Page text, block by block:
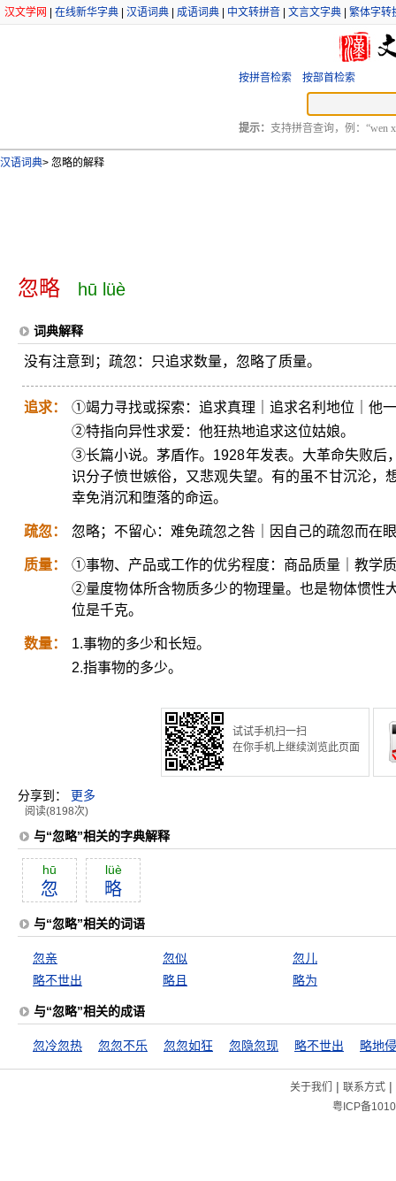
汉文学网 在线新华字典 汉语词典 成语词典 中文转拼音 文言文字典 繁体字转
按拼音检索 按部首检索
提示： 支持拼音查询，例：“wen
汉语词典> 忽略的解释
忽略 hū lüè
词典解释
没有注意到；疏忽：只追求数量，忽略了质量。
追求：
①竭力寻找或探索：追求真理｜追求名利地位｜他
②特指向异性求爱：他狂热地追求这位姑娘。
③长篇小说。茅盾作。1928年发表。大革命失败后
识分子愤世嫉俗，又悲观失望。有的虽不甘沉沦，
幸免消沉和堕落的命运。
疏忽： 忽略；不留心：难免疏忽之咎｜因自己的疏忽而在
质量：
①事物、产品或工作的优劣程度：商品质量｜教学
②量度物体所含物质多少的物理量。也是物体惯性
位是千克。
数量：
1.事物的多少和长短。
2.指事物的多少。
试试手机扫一扫
在你手机上继续浏览此页面
分享到： 更多
阅读(8198次)
与“忽略”相关的字典解释
hū
忽
lüè
略
与“忽略”相关的词语
忽亲 忽似
忽儿
略不世出
略且 略为
与“忽略”相关的成语
忽冷忽热 忽忽不乐 忽忽如狂 忽隐忽现 略不世出 略地
关于我们 | 联系方式|
粤ICP备